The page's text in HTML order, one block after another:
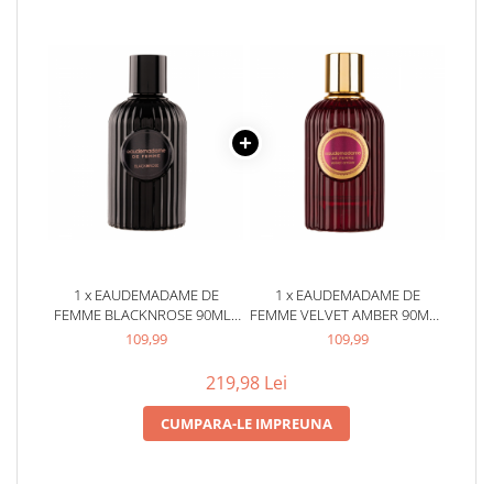
1 x EAUDEMADAME DE
FEMME BLACKNROSE 90ML -
APA DE PARFUM, DAMA
109,99
1 x EAUDEMADAME DE
FEMME VELVET AMBER 90ML -
APA DE PARFUM, DAMA
109,99
219,98 Lei
CUMPARA-LE IMPREUNA